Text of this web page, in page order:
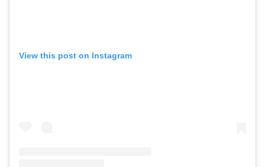
View this post on Instagram